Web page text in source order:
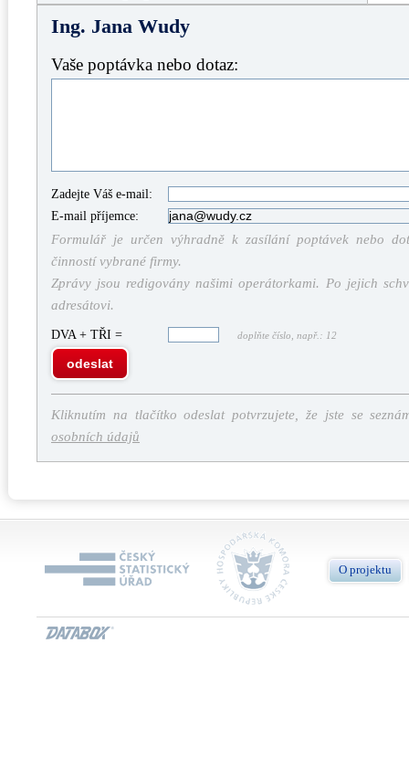
Ing. Jana Wudy
Vaše poptávka nebo dotaz:
Zadejte Váš e-mail:
E-mail příjemce:
Formulář je určen výhradně k zasílání poptávek nebo
činností vybrané firmy.
Zprávy jsou redigovány našimi operátorkami. Po jejich
adresátovi.
DVA + TŘI = doplňte číslo, např.: 12
odeslat
Kliknutím na tlačítko odeslat potvrzujete, že jste se
osobních údajů
O projektu